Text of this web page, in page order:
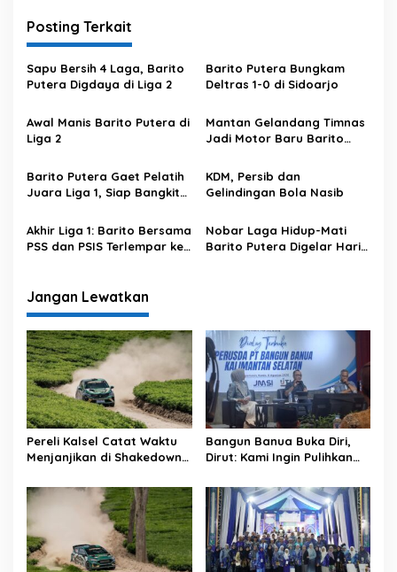
i
g
a
s
i
p
s
Posting Terkait
Sapu Bersih 4 Laga, Barito
Putera Digdaya di Liga 2
Barito Putera Bungkam
Deltras 1-0 di Sidoarjo
Awal Manis Barito Putera di
Liga 2
Mantan Gelandang Timnas
Jadi Motor Baru Barito
Barito Putera Gaet Pelatih
Juara Liga 1, Siap Bangkit
KDM, Persib dan
Gelindingan Bola Nasib
Akhir Liga 1: Barito Bersama
PSS dan PSIS Terlempar ke
Nobar Laga Hidup-Mati
Barito Putera Digelar Hari
Jangan Lewatkan
Pereli Kalsel Catat Waktu
Menjanjikan di Shakedown
Bangun Banua Buka Diri,
Dirut: Kami Ingin Pulihkan